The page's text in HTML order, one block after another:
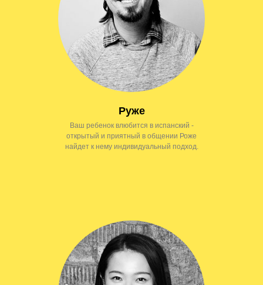
Руже
Ваш ребенок влюбится в испанский -
открытый и приятный в общении Роже
найдет к нему индивидуальный подход.